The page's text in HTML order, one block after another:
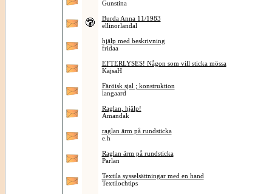
Gunstina
Burda Anna 11/1983
ellinorlandal
hjälp med beskrivning
fridaa
EFTERLYSES! Någon som vill sticka mössa
KajsaH
Färöisk sjal ; konstruktion
langaard
Raglan, hjälp!
Amandak
raglan ärm på rundsticka
e.h
Raglan ärm på rundsticka
Parlan
Textila sysselsättningar med en hand
Textilochtips